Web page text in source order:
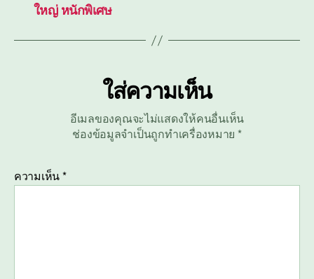
ใหญ่ หนักพิเศษ
ใส่ความเห็น
อีเมลของคุณจะไม่แสดงให้คนอื่นเห็น
ช่องข้อมูลจำเป็นถูกทำเครื่องหมาย *
ความเห็น*